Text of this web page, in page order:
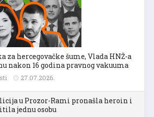
za hercegovačke šume, Vlada HNŽ-a
nakon 16 godina pravnog vakuuma
27.07.2026.
u Prozor-Rami pronašla heroin i
jednu osobu